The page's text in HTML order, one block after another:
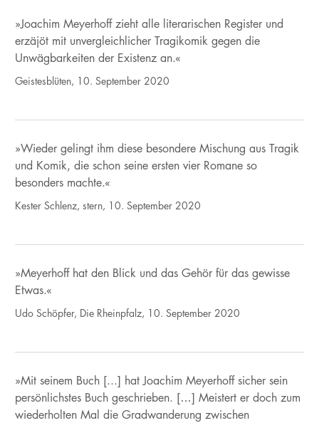
»Joachim Meyerhoff zieht alle literarischen Register und
erzäjöt mit unvergleichlicher Tragikomik gegen die
Unwägbarkeiten der Existenz an.«
Geistesblüten, 10. September 2020
»Wieder gelingt ihm diese besondere Mischung aus Tragik
und Komik, die schon seine ersten vier Romane so
besonders machte.«
Kester Schlenz, stern, 10. September 2020
»Meyerhoff hat den Blick und das Gehör für das gewisse
Etwas.«
Udo Schöpfer, Die Rheinpfalz, 10. September 2020
»Mit seinem Buch [...] hat Joachim Meyerhoff sicher sein
persönlichstes Buch geschrieben. […] Meistert er doch zum
wiederholten Mal die Gradwanderung zwischen